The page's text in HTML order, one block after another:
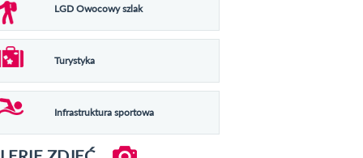
LGD Owocowy szlak
Turystyka
Infrastruktura sportowa